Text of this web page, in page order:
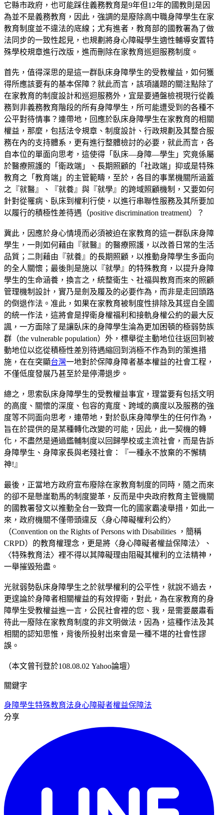
它縣市政府，也可能踩住義務教育是9年但12年的國教則是因
為並不是義務教育，因此，強調的是廢除高中職身障學生在家
教育制度並不違法的底線；尤有進者，教育部的國教署為了做
法同步的一致性起見，也規劃將身心障礙學生適性輔導安置特
殊學校規章進行改版，進而刪除在家教育巡迴服務制度。
首先，值得深思的是這一群臥床身障學生的受教權益，如何獲
得所應該要有的基本保障？就此而言，該項議題的關注點除了
在家教育的制度設計和巡迴服務外，宜是要通盤檢視現行從義
務到非義務教育階段的所有身障學生，所可能遭受到的各種不
公平對待情事？連帶地，回應於臥床身障學生在家教育的相關
權益，那麼，包括法令規章、制度設計、行政規劃及其整合服
務在內的支持體系，更有進行整體檢討的必要，就此而言，各
自本位的單面向思考，這使得「臥床—身障—學生」究竟係屬
於醫療照護的「衛政端」、長期照顧的「社政端」抑或是特殊
教育之「教育端」的主管範疇，至於，各目的事業機關所涵蓋
之『就醫』、『就養』與『就學』的跨域照顧機制，又要如何
針對從罹病、臥床到權利行使，以進行串聯性服務及其所要加
以履行的積極性差待遇（positive discrimination treatment）？
冀此，因應於身心情境而必須被迫在家教育的這一群臥床身障
學生，一則如何藉由『就醫』的醫療照護，以改善日常的生活
品質；二則藉由『就養』的長期照顧，以推動身障學生多面向
的全人關懷；最後則是施以『就學』的特殊教育，以提升身障
學生的生命涵養，換言之，統整衛生、社福與教育而來的照顧
管理機制設計，實乃是劍及履及的必要作為，而非是走回頭路
的倒退作法。准此，如果在家教育被制度性排除及其逕自全國
的統一作法，這將會是捍衛身權福利和接軌身權公約的最大反
諷，一方面除了是讓臥床的身障學生淪為更加困頓的極弱勢族
群（the vulnerable population）外，標舉從主動地位往返回到被
動地位以迄從積極性差別待遇縮回到消極不作為到的策進措
施，在在突顯台灣一地對於保障身障者基本權益的社會工程，
不僅低度發展乃甚至於是停滯退步。
總之，思索臥床身障學生的受教權益事宜，理當要有包括文明
的高度、關懷的深度、包容的寬度、跨域的廣度以及服務的強
度等不同面向思考，連帶地，對於臥床身障學生的任何作為，
旨在於提供的是某種轉化改變的可能，因此，此一契機的轉
化，不盡然是通過鑑輔制度以回歸學校或主流社會，而是告訴
身障學生、身障家長與老殘社會：『一種永不放棄的不懈精
神!』
最後，正當地方政府宣布廢除在家教育制度的同時，隨之而來
的卻不是懸崖勒馬的制度變革，反而是中央政府教育主管機關
的國教署發文以推動全台一致齊一化的國家霸凌舉措，如此一
來，政府機關不僅帶頭違反〈身心障礙權利公約〉
（Convention on the Rights of Persons with Disabilities ，簡稱
CRPD）的教育權理念，更是將〈身心障礙者權益保障法〉、
〈特殊教育法〉裡不得以其障礙理由阻礙其權利的立法精神，
一舉摧毀殆盡。
光就弱勢臥床身障學生之於就學權利的公平性，就說不過去，
更遑論於身障者相關權益的有效捍衛，對此，為在家教育的身
障學生受教權益進一言，公民社會裡的您、我，是需要嚴肅看
待此一廢除在家教育制度的非文明做法，因為，這種作法及其
相關的認知思惟，背後所投射出來會是一種不堪的社會性謬
誤。
（本文曾刊登於108.08.02 Yahoo論壇）
關鍵字
身障學生特殊教育法身心障礙者權益保障法
分享